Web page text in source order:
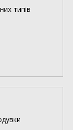
типів